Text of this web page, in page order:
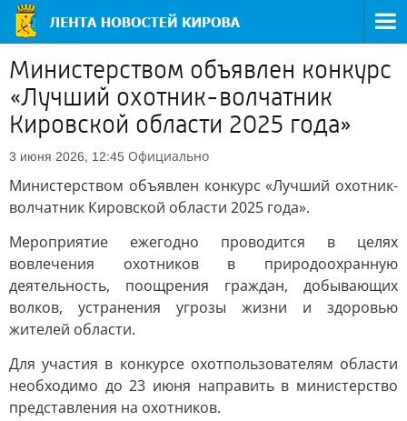
Министерством объявлен конкурс
«Лучший охотник-волчатник
Кировской области 2025 года»
3 июня 2026, 12:45 Официально
Министерством объявлен конкурс «Лучший охотник-
волчатник Кировской области 2025 года».
Мероприятие ежегодно проводится в целях
вовлечения охотников в природоохранную
деятельность, поощрения граждан, добывающих
волков, устранения угрозы жизни и здоровью
жителей области.
Для участия в конкурсе охотпользователям области
необходимо до 23 июня направить в министерство
представления на охотников.